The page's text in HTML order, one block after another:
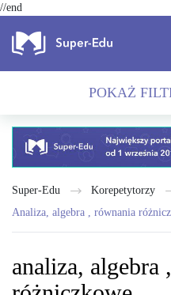
//end
POKAŻ
Super-Edu Korepetytorzy
analiza, algebra , równania
analiza, algebra